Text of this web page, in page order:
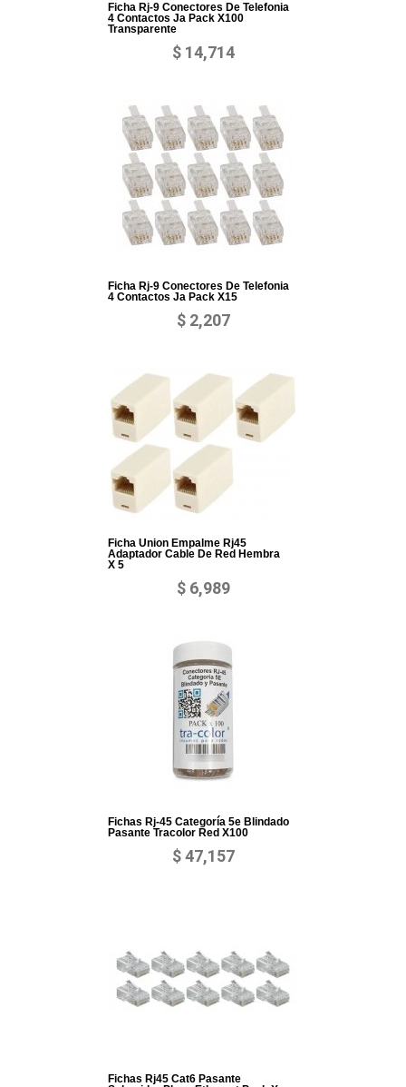
Ficha Rj-9 Conectores De Telefonia
4 Contactos Ja Pack X100
Transparente
$ 14,714
Ficha Rj-9 Conectores De Telefonia
4 Contactos Ja Pack X15
$ 2,207
Ficha Union Empalme Rj45
Adaptador Cable De Red Hembra
X 5
$ 6,989
Fichas Rj-45 Categoría 5e Blindado
Pasante Tracolor Red X100
$ 47,157
Fichas Rj45 Cat6 Pasante